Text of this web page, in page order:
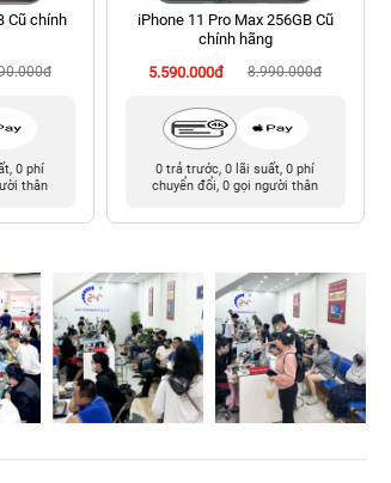
Cũ chính
0 phí
thân
iPhone 11 Pro Max 256GB Cũ
chính hãng
5.590.000đ
8.990.000đ
0 trả trước, 0 lãi suất, 0 phí
chuyển đổi, 0 gọi người thân